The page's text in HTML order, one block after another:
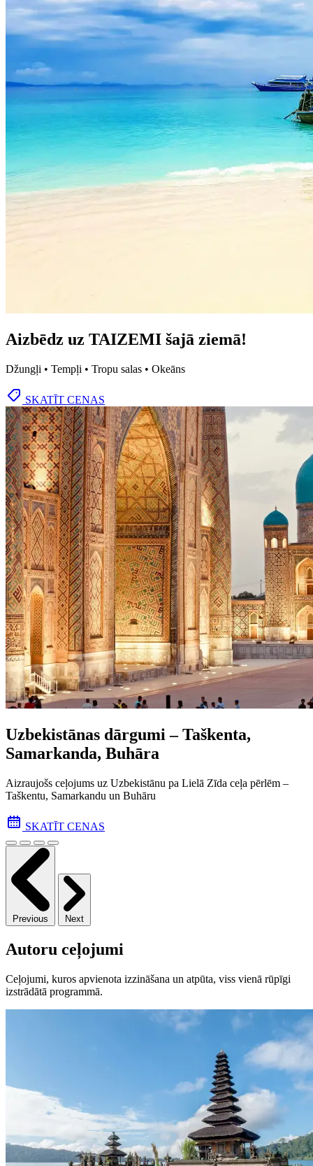
Aizbēdz uz TAIZEMI šajā ziemā!
Džungļi • Tempļi • Tropu salas • Okeāns
SKATĪT CENAS
Uzbekistānas dārgumi – Taškenta,
Samarkanda, Buhāra
Aizraujošs ceļojums uz Uzbekistānu pa Lielā Zīda ceļa pēr­lēm –
Taškentu, Samarkandu un Buhāru
SKATĪT CENAS
Previous Next
Autoru ceļojumi
Ceļojumi, kuros apvienota izzināšana un atpūta, viss vienā rūpīgi
izstrādātā programmā.